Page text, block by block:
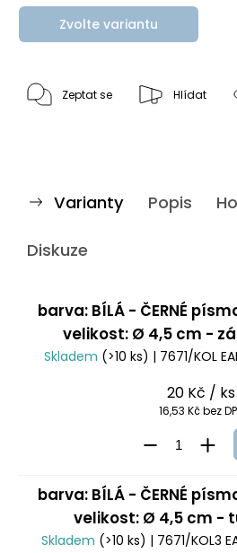
Zvolte variantu
Zeptat se Hlídat
Varianty Popis
Diskuze
barva: BÍLÁ - ČERNÉ
velikost: Ø 4,5 cm -
Skladem (>10 ks) | 7671/KOL
20 Kč / ks
16,53 Kč bez
barva: BÍLÁ - ČERNÉ
velikost: Ø 4,5 cm -
Skladem (>10 ks) | 7671/KOL3